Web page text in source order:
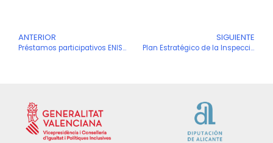
Ant
ANTERIOR
Préstamos participativos ENISA destinados a pymes y startups innovadoras
SIGUIENTE
Plan Estratégico de la Inspección de Trabajo y Seguridad Social 2025-2027